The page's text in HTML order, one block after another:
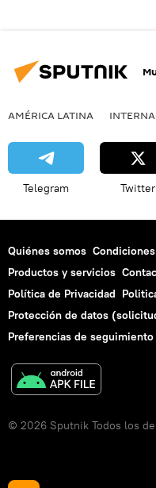
AMÉRICA LATINA
Telegram Twitter
Quiénes somos
Productos y servicios
Política de Privacidad
Protección de datos
Preferencias de seguimiento
© 2026 Sputnik Todos los